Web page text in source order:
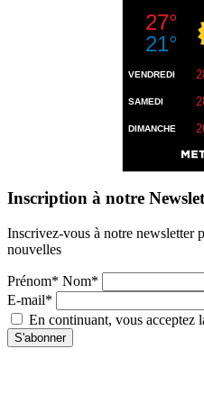
Inscription à notre
Inscrivez-vous à notre newsletter
nouvelles
Prénom* Nom*
E-mail*
En continuant, vous acceptez